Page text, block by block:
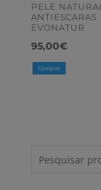
PELE NATURAL
ANTIESCARAS
EVONATUR
95,00€
Comprar